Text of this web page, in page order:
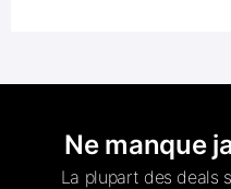
Ne manque
La plupart des deals